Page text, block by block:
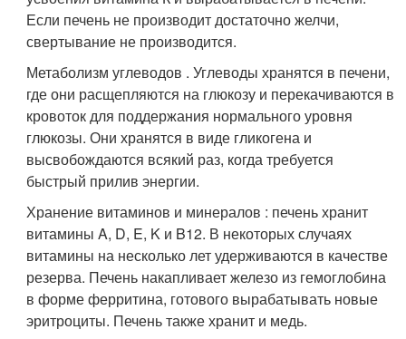
Если печень не производит достаточно желчи,
свертывание не производится.
Метаболизм углеводов . Углеводы хранятся в печени,
где они расщепляются на глюкозу и перекачиваются в
кровоток для поддержания нормального уровня
глюкозы. Они хранятся в виде гликогена и
высвобождаются всякий раз, когда требуется
быстрый прилив энергии.
Хранение витаминов и минералов : печень хранит
витамины A, D, E, K и B12. В некоторых случаях
витамины на несколько лет удерживаются в качестве
резерва. Печень накапливает железо из гемоглобина
в форме ферритина, готового вырабатывать новые
эритроциты. Печень также хранит и медь.